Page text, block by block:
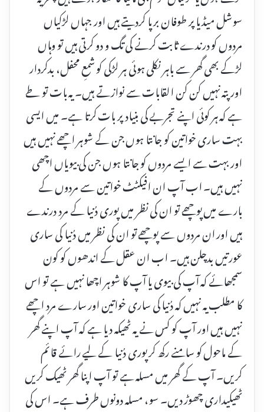
سوشل میڈیا پر طوفان برپا کردیتے ہیں اور جہاں لڑکیاں
مردوں کو درندے ثابت کرنے کی تگ و دو کرتی ہیں تو وہاں
لڑکے بھی گھر سے باہر نکلی ہوئی ہر لڑکی کو شمعِ محفل، بدکردار
اور پتہ نہیں کن کن القابات سے نوازتے ہیں۔ یہ بات تو طے
ہے کہ ہر کوئی اپنے تجربے کی بنیاد پر بات کرتا ہے۔ میں ایسی
بہت ساری خواتین کو جانتا ہوں جن کے شوہر اچھے نہیں ہیں
اور بہت سے ایسے مردوں کو جانتا ہوں جن کی بیویاں اچھی
نہیں ہیں۔ اب آپ ان افیکٹٹ خواتین سے مردوں کے
بارے میں پوچھے تو ان کی نظر میں پوری دُنیا کے مرد درندے
ہیں اور ان مردوں سے پوچھے تو ان کی نظر میں دُنیا کی ساری
عورتیں بدچلن ہیں۔ اب ان عقل کے اندھوں کو کون
سمجھائے کہ آپ کی بیوی یا آپ کا شوہر اچھا نہیں ہے تو اس
کا مطلب یہ نہیں کہ دُنیا کی ساری خواتین اور سارے مرد اچھے
نہیں ہیں اور آپ کو کس نے یہ ٹھیکہ دیا ہے کہ آپ اپنے گھر
کے ماحول کو سامنے رکھ کر پوری دُنیا کے لیے رائے قائم
کریں۔ آپ کے گھر میں مسلہ ہے تو آپ اپنا گھر ٹھیک کریں
ٹھیکیداری چھوڑ دیں۔ سو، مسلہ دونوں طرف ہے۔ اس کی